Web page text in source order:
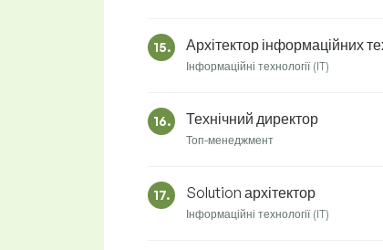
15. Архітектор інформаційних
Інформаційні технології (IT)
16. Технічний директор
Топ-менеджмент
17. Solution архітектор
Інформаційні технології (IT)